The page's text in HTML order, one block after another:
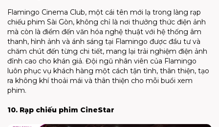
Flamingo Cinema Club, một cái tên mới lạ trong làng rạp
chiếu phim Sài Gòn, không chỉ là nơi thưởng thức điện ảnh
mà còn là điểm đến văn hóa nghệ thuật với hệ thống âm
thanh, hình ảnh và ánh sáng tại Flamingo được đầu tư và
chăm chút đến từng chi tiết, mang lại trải nghiệm điện ảnh
đỉnh cao cho khán giả. Đội ngũ nhân viên của Flamingo
luôn phục vụ khách hàng một cách tận tình, thân thiện, tạo
ra không khí thoải mái và thân thiện cho mỗi buổi xem
phim.
10. Rạp chiếu phim CineStar